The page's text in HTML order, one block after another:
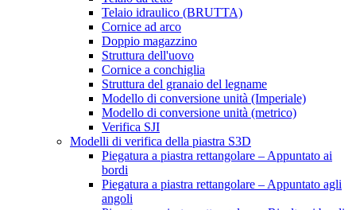
Telaio idraulico (BRUTTA)
Cornice ad arco
Doppio magazzino
Struttura dell'uovo
Cornice a conchiglia
Struttura del granaio del legname
Modello di conversione unità (Imperiale)
Modello di conversione unità (metrico)
Verifica SJI
Modelli di verifica della piastra S3D
Piegatura a piastra rettangolare – Appuntato ai
bordi
Piegatura a piastra rettangolare – Appuntato agli
angoli